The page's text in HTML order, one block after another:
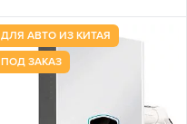
ДЛЯ АВТО ИЗ КИТАЯ
ПОД ЗАКАЗ